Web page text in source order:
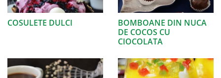
COSULETE DULCI
BOMBOANE DIN NUCA
DE COCOS CU
CIOCOLATA